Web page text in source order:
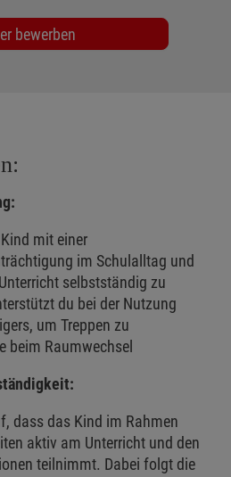
bewerben
mit einer
im Schulalltag und
selbstständig zu
du bei der Nutzung
um Treppen zu
beim Raumwechsel
dass das Kind im Rahmen
aktiv am Unterricht und den
teilnimmt. Dabei folgt die